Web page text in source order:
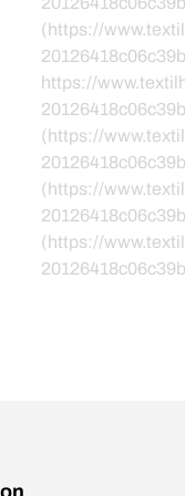
(https://
https://
(https://
(https://
(https://